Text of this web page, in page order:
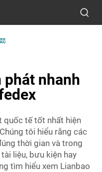
phát nhanh
quốc tế tốt nhất hiện
tôi hiểu rằng các
thời gian và trong
liệu, bưu kiện hay
tìm hiểu xem Lianbao